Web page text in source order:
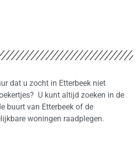
dat u zocht in Etterbeek niet
U kunt altijd zoeken in de
buurt van Etterbeek of de
woningen raadplegen.